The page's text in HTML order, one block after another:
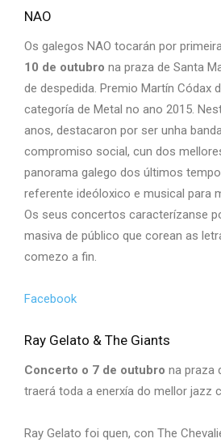
NAO
Os galegos NAO tocarán por
10 de outubro na praza de Santa
de despedida. Premio Martín Códax
categoría de Metal no ano 2015.
anos, destacaron por ser unha
compromiso social, cun dos
panorama galego dos últimos
referente ideóloxico e musical para
Os seus concertos caracterízanse
masiva de público que corean as
comezo a fin.
Facebook
Ray Gelato & The Giants
Concerto o 7 de outubro na praza
traerá toda a enerxía do mellor jazz
Ray Gelato foi quen, con The